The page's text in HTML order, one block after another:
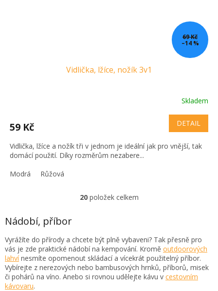
69 Kč
–14 %
Vidlička, lžíce, nožík 3v1
Skladem
59 Kč DETAIL
Vidlička, lžíce a nožík tři v jednom je ideální jak pro vnější, tak
domácí použití. Díky rozměrům nezabere...
Modrá
Růžová
O
d
a
c
í
p
20položek celkem
Nádobí, příbor
Vyrážíte do přírody a chcete být plně vybaveni? Tak přesně pro
vás je zde praktické nádobí na kempování. Kromě outdoorových
lahvínesmíte opomenout skládací a vícekrát použitelný příbor.
Vybírejte z nerezových nebo bambusových hrnků, příborů, misek
či pohárů na víno. Anebo si rovnou udělejte kávu v cestovním
kávovaru.